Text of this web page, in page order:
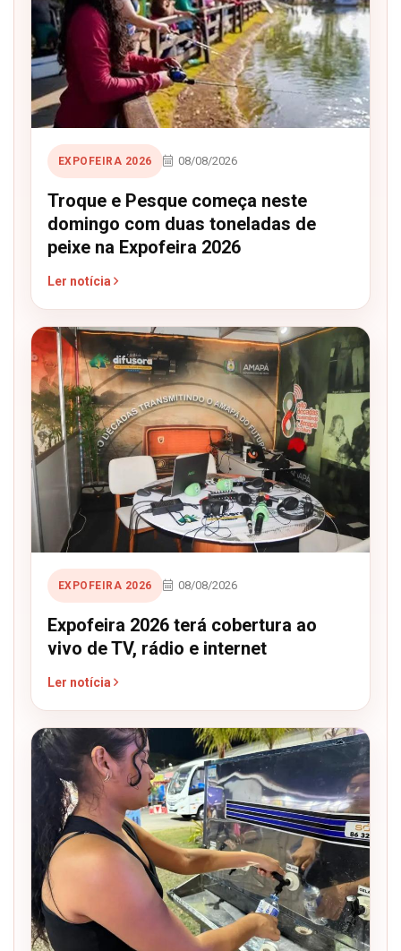
EXPOFEIRA 2026 08/08/2026
Troque e Pesque começa neste
domingo com duas toneladas de
peixe na Expofeira 2026
Ler notícia
EXPOFEIRA 2026 08/08/2026
Expofeira 2026 terá cobertura ao
vivo de TV, rádio e internet
Ler notícia